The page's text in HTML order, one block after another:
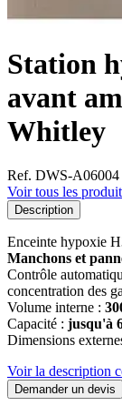
Station
avant
Whitley
Ref. DWS-A06004
Voir tous les
Description
Enceinte hypoxie
Manchons et
Contrôle
concentration des
Volume interne :
Capacité : jusqu'à
Dimensions
Voir la description
Demander un devis